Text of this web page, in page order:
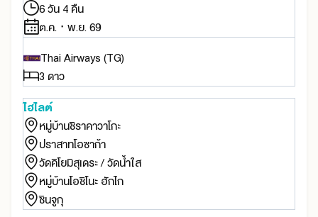
6 วัน 4 คืน
ต.ค. · พ.ย. 69
Thai Airways (TG)
3 ดาว
ไฮไลต์
หมู่บ้านชิราคาวาโกะ
ปราสาทโอซาก้า
วัดคิโยมิสุเดระ / วัดน้ำใส
หมู่บ้านโอชิโนะ ฮักไก
ชินจูกุ